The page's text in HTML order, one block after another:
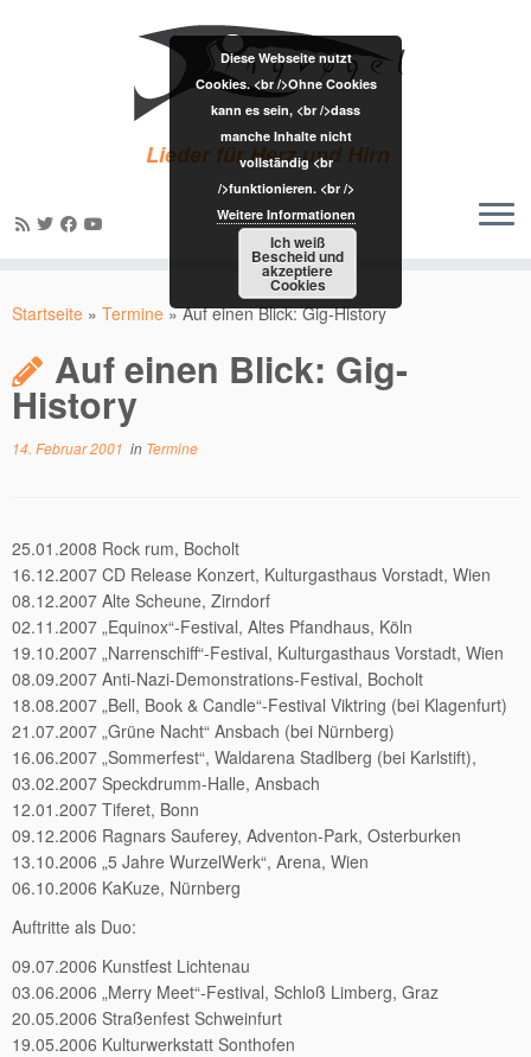
Inhalt
Lieder für Herz und Hirn
Startseite » Termine » Auf einen Blick: Gig-History
Auf einen Blick: Gig-
History
14. Februar 2001 in Termine
25.01.2008 Rock rum, Bocholt
16.12.2007 CD Release Konzert, Kulturgasthaus Vorstadt, Wien
08.12.2007 Alte Scheune, Zirndorf
02.11.2007 „Equinox“-Festival, Altes Pfandhaus, Köln
19.10.2007 „Narrenschiff“-Festival, Kulturgasthaus Vorstadt, Wien
08.09.2007 Anti-Nazi-Demonstrations-Festival, Bocholt
18.08.2007 „Bell, Book & Candle“-Festival Viktring (bei Klagenfurt)
21.07.2007 „Grüne Nacht“ Ansbach (bei Nürnberg)
16.06.2007 „Sommerfest“, Waldarena Stadlberg (bei Karlstift),
03.02.2007 Speckdrumm-Halle, Ansbach
12.01.2007 Tiferet, Bonn
09.12.2006 Ragnars Sauferey, Adventon-Park, Osterburken
13.10.2006 „5 Jahre WurzelWerk“, Arena, Wien
06.10.2006 KaKuze, Nürnberg
Auftritte als Duo:
09.07.2006 Kunstfest Lichtenau
03.06.2006 „Merry Meet“-Festival, Schloß Limberg, Graz
20.05.2006 Straßenfest Schweinfurt
19.05.2006 Kulturwerkstatt Sonthofen
Diese Webseite nutzt
Cookies. <br />Ohne Cookies
kann es sein, <br />dass
manche Inhalte nicht
vollständig <br
/>funktionieren. <br />
Weitere Informationen
Ich weiß
Bescheid und
akzeptiere
Cookies